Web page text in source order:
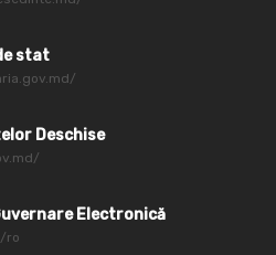
stat
Deschise
Electronică
ro